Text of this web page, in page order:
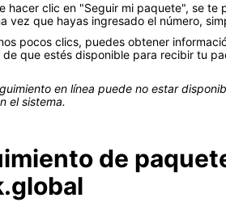
hacer clic en "Seguir mi paquete", se
vez que hayas ingresado el número,
pocos clics, puedes obtener
que estés disponible para recibir tu
en línea puede no estar
el sistema.
de